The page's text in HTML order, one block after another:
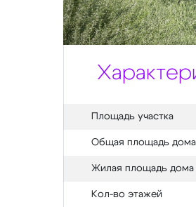
Площадь участка
Общая площадь дома
Жилая площадь дома
Кол-во этажей